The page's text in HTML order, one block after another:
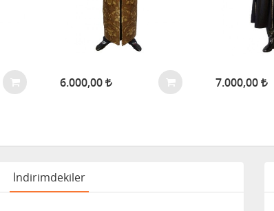
6.000,00 7.000,00
İndirimdekiler